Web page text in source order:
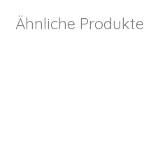
Ähnliche Produkte